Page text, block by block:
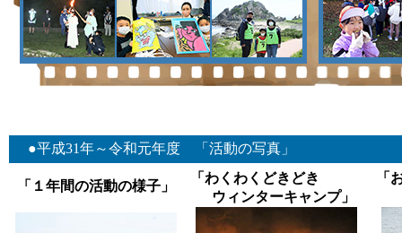
●平成31年～令和元年度 「活動の写真」
「１年間の活動の様子」
「わくわくどきどき
ウィンターキャンプ」